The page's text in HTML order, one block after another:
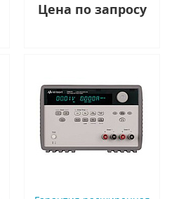
Цена по запросу